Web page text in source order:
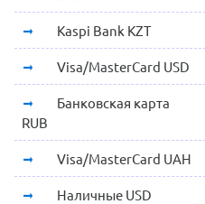
Kaspi Bank KZT
Visa/MasterCard USD
Банковская карта
RUB
Visa/MasterCard UAH
Наличные USD